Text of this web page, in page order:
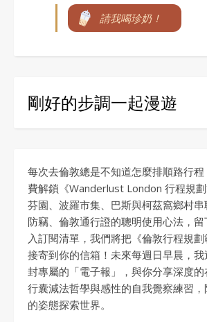
請我喝珍奶！
剛好的步調一起漫遊
每次去倫敦總是不知道怎麼排順路行
費解鎖《Wanderlust London 行程規
芬園、波羅市集、巴斯與柯茲窩鄉村串
防竊、倫敦通行證的聰明使用心法，留
入訂閱清單，我們將把《倫敦行程規
接寄到你的信箱！未來每週日早晨，
封專屬的「電子報」，與你分享深度的
行囊減法哲學與感性的自我覺察練習
的姿態探索世界。